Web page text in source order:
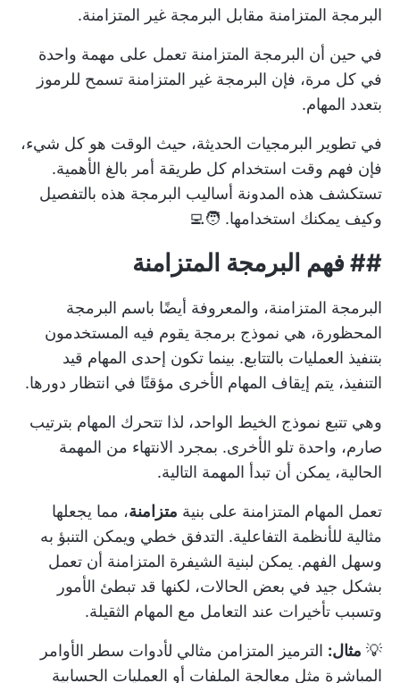
البرمجة المتزامنة مقابل البرمجة غير المتزامنة.
في حين أن البرمجة المتزامنة تعمل على مهمة واحدة
في كل مرة، فإن البرمجة غير المتزامنة تسمح للرموز
بتعدد المهام.
في تطوير البرمجيات الحديثة، حيث الوقت هو كل شيء،
فإن فهم وقت استخدام كل طريقة أمر بالغ الأهمية.
تستكشف هذه المدونة أساليب البرمجة هذه بالتفصيل
وكيف يمكنك استخدامها. 🧑‍💻
## فهم البرمجة المتزامنة
البرمجة المتزامنة، والمعروفة أيضًا باسم البرمجة
المحظورة، هي نموذج برمجة يقوم فيه المستخدمون
بتنفيذ العمليات بالتتابع. بينما تكون إحدى المهام قيد
التنفيذ، يتم إيقاف المهام الأخرى مؤقتًا في انتظار دورها.
وهي تتبع نموذج الخيط الواحد، لذا تتحرك المهام بترتيب
صارم، واحدة تلو الأخرى. بمجرد الانتهاء من المهمة
الحالية، يمكن أن تبدأ المهمة التالية.
تعمل المهام المتزامنة على بنية متزامنة، مما يجعلها
مثالية للأنظمة التفاعلية. التدفق خطي ويمكن التنبؤ به
وسهل الفهم. يمكن لبنية الشيفرة المتزامنة أن تعمل
بشكل جيد في بعض الحالات، لكنها قد تبطئ الأمور
وتسبب تأخيرات عند التعامل مع المهام الثقيلة.
💡 مثال: الترميز المتزامن مثالي لأدوات سطر الأوامر
المباشرة مثل معالجة الملفات أو العمليات الحسابية